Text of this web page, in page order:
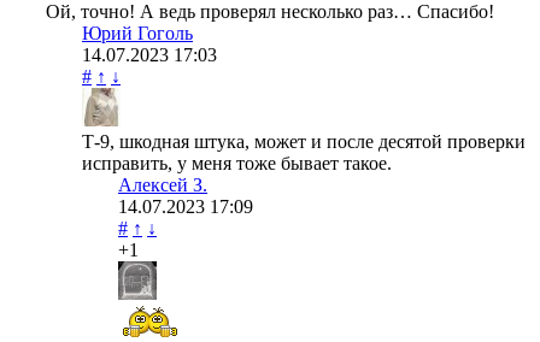
Ой, точно! А ведь проверял несколько раз… Спасибо!
Юрий Гоголь
14.07.2023 17:03
# ↑ ↓
Т-9, шкодная штука, может и после десятой проверки
исправить, у меня тоже бывает такое.
Алексей З.
14.07.2023 17:09
# ↑ ↓
+1